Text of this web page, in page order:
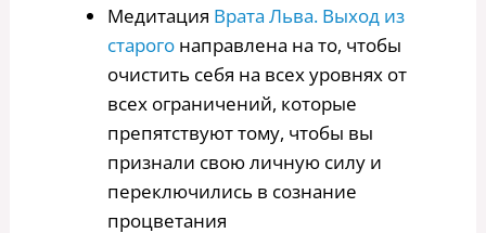
Медитация Врата Льва. Выход из
старогонаправлена на то, чтобы
очистить себя на всех уровнях от
всех ограничений, которые
препятствуют тому, чтобы вы
признали свою личную силу и
переключились в сознание
процветания